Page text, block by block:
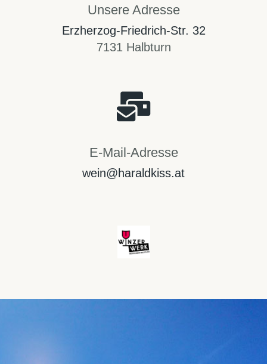
Unsere Adresse
Erzherzog-Friedrich-Str. 32
7131 Halbturn
E-Mail-Adresse
wein@haraldkiss.at